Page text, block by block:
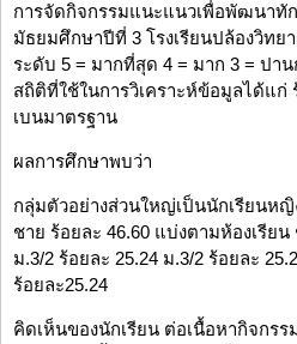
การจัดกิจกรรมแนะแนวเพื่อพัฒนาทั
มัธยมศึกษาปีที่ 3 โรงเรียนปล้องวิท
ระดับ 5 = มากที่สุด 4 = มาก 3 = ปา
สถิติที่ใช้ในการวิเคราะห์ข้อมูลได้แก่
เบนมาตรฐาน
ผลการศึกษาพบว่า
กลุ่มตัวอย่างส่วนใหญ่เป็นนักเรียนหญิ
ชาย ร้อยละ 46.60 แบ่งตามห้องเรีย
ม.3/2 ร้อยละ 25.24 ม.3/2 ร้อยละ
ร้อยละ25.24
คิดเห็นของนักเรียน ต่อเนื้อหากิจกร